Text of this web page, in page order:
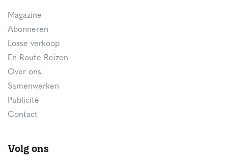
Magazine
Abonneren
Losse verkoop
En Route Reizen
Over ons
Samenwerken
Publicité
Contact
Volg ons